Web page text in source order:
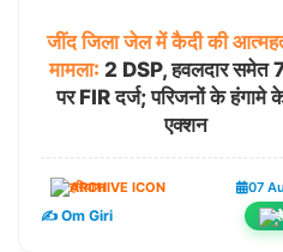
जींद जिला जेल में कैदी की
मामला: 2 DSP, हवलदार समेत 7
पर FIR दर्ज; परिजनों के हंगामे
एक्शन
हरियाणा 07
✍️ Om Giri